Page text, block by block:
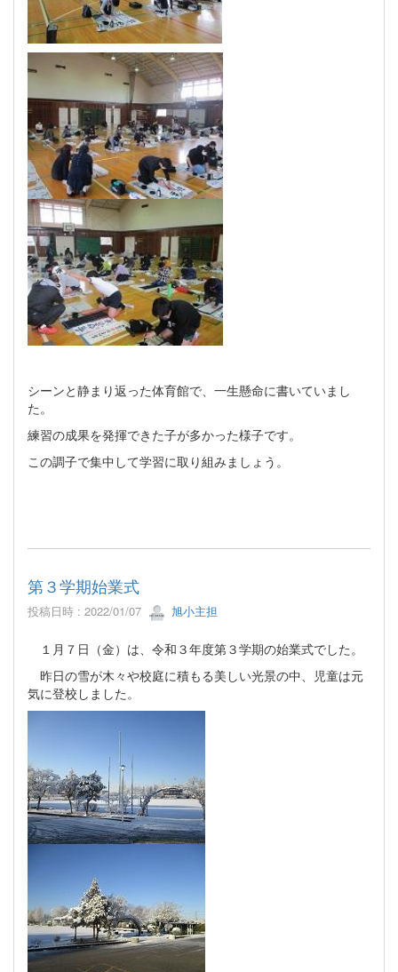
シーンと静まり返った体育館で、一生懸命に書いていまし
た。
練習の成果を発揮できた子が多かった様子です。
この調子で集中して学習に取り組みましょう。
第３学期始業式
投稿日時 : 2022/01/07 旭小主担
１月７日（金）は、令和３年度第３学期の始業式でした。
昨日の雪が木々や校庭に積もる美しい光景の中、児童は元
気に登校しました。